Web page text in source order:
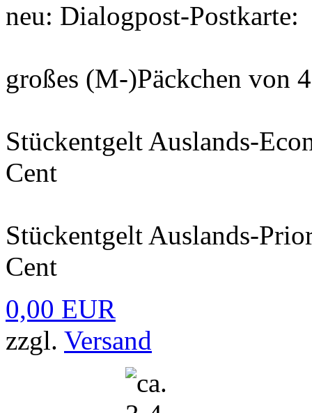
neu: Dialogpost-Postkarte:
großes (M-)Päckchen von
Stückentgelt Auslands-
Cent
Stückentgelt Auslands-
Cent
0,00 EUR
zzgl. Versand